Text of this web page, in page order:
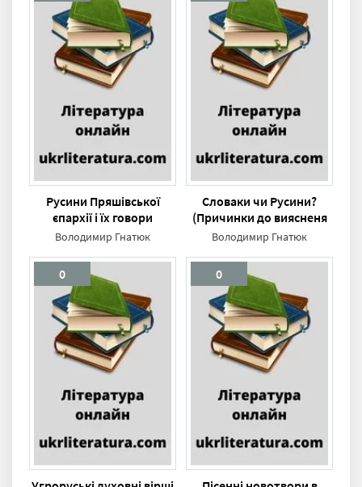
Русини Пряшівської
єпархії і їх говори
Володимир Гнатюк
Словаки чи Русини?
(Причинки до виясненя
спору про
Русинів)
Володимир Гнатюк
0 0